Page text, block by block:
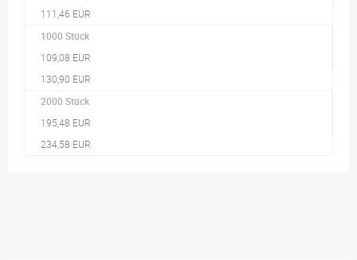
111,46 EUR
1000 Stück
109,08 EUR
130,90 EUR
2000 Stück
195,48 EUR
234,58 EUR